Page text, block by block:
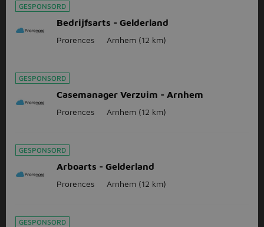
GESPONSORD
Bedrijfsarts - Gelderland
Prorences Arnhem (12 km)
GESPONSORD
Casemanager Verzuim - Arnhem
Prorences Arnhem (12 km)
GESPONSORD
Arboarts - Gelderland
Prorences Arnhem (12 km)
GESPONSORD